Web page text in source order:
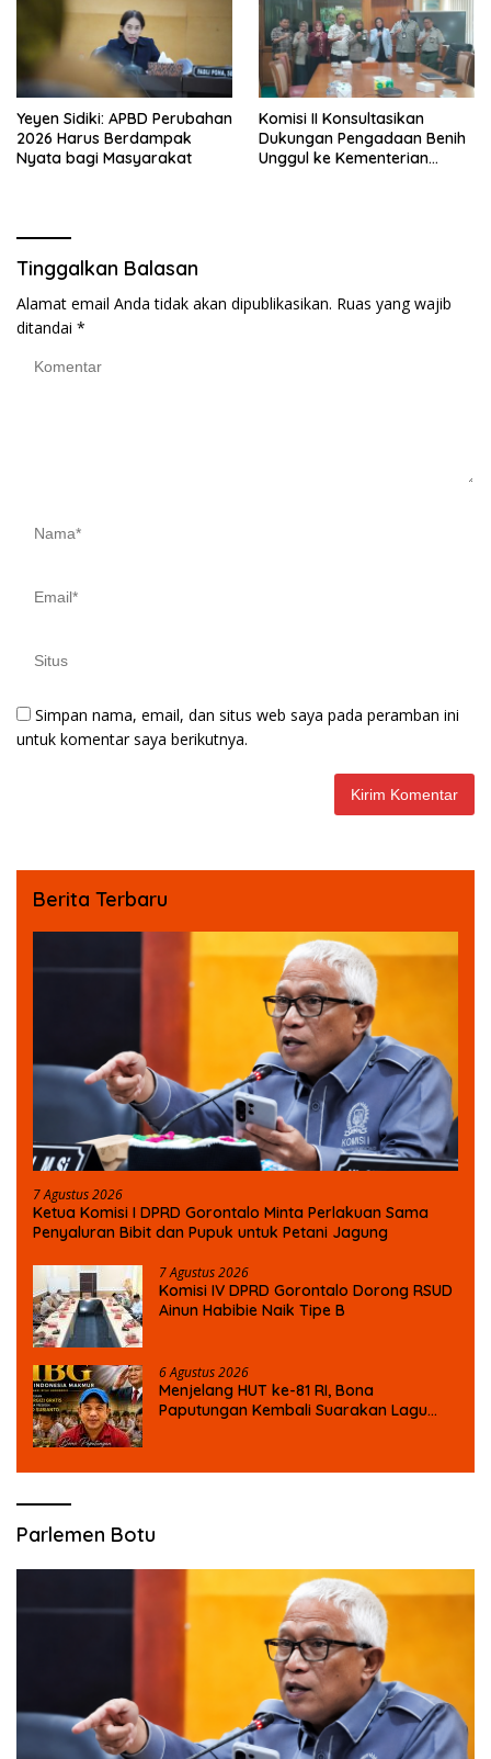
Yeyen Sidiki: APBD Perubahan
2026 Harus Berdampak
Nyata bagi Masyarakat
Komisi II Konsultasikan
Dukungan Pengadaan Benih
Unggul ke Kementerian
Tinggalkan Balasan
Alamat email Anda tidak akan dipublikasikan. Ruas yang wajib
ditandai *
Simpan nama, email, dan situs web saya pada peramban ini
untuk komentar saya berikutnya.
Berita Terbaru
7 Agustus 2026
Ketua Komisi I DPRD Gorontalo Minta Perlakuan Sama
Penyaluran Bibit dan Pupuk untuk Petani Jagung
7 Agustus 2026
Komisi IV DPRD Gorontalo Dorong RSUD
Ainun Habibie Naik Tipe B
6 Agustus 2026
Menjelang HUT ke-81 RI, Bona
Paputungan Kembali Suarakan Lagu
Parlemen Botu